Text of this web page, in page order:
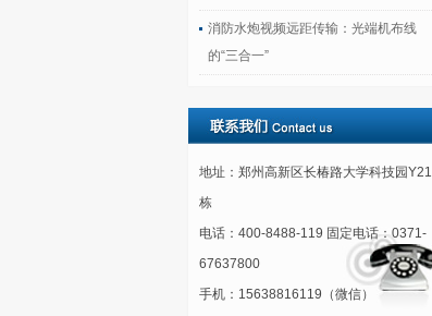
消防水炮视频远距传输：光端机布线
的“三合一”
地址：郑州高新区长椿路大学科技园Y21
栋
电话：400-8488-119 固定电话：0371-
67637800
手机：15638816119（微信）